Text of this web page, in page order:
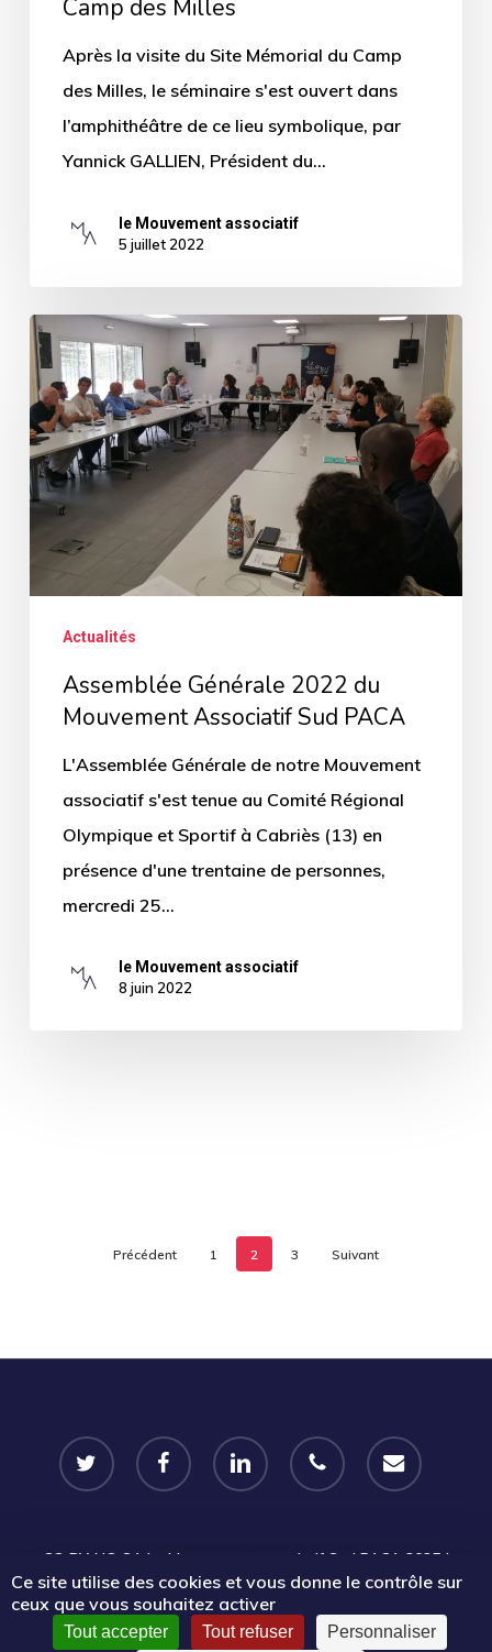
Milles
Camp des Milles
Après la visite du Site Mémorial du Camp
des Milles, le séminaire s'est ouvert dans
l’amphithéâtre de ce lieu symbolique, par
Yannick GALLIEN, Président du…
le Mouvement associatif
5 juillet 2022
Assemblée
Générale
2022
du
Mouvement
Associatif
PACA
Actualités
Assemblée Générale 2022 du
Mouvement Associatif Sud PACA
L'Assemblée Générale de notre Mouvement
associatif s'est tenue au Comité Régional
Olympique et Sportif à Cabriès (13) en
présence d'une trentaine de personnes,
mercredi 25…
le Mouvement associatif
8 juin 2022
Précédent 1 2 3 Suivant
twitter facebook linkedin phone email
CC-BY-NC-SA Le Mouvement associatif Sud PACA 2025 |
Certains droits réservés |Mentions légales | Politique de
confidentialité
Ce site utilise des cookies et vous donne le contrôle sur
ceux que vous souhaitez activer
Tout accepter Tout refuser Personnaliser